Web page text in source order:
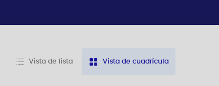
Vista de lista Vista de cuadrícula